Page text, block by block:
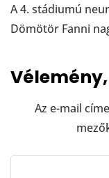
A 4. stádiumú
Dömötör Fanni
Az e-mail